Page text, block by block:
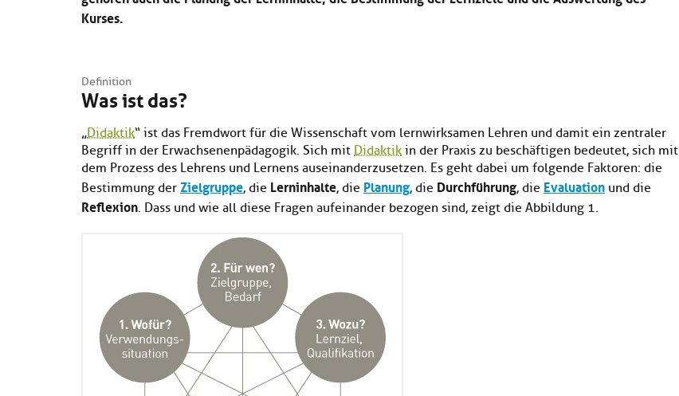
Kurses.
Definition
Was ist das?
„Didaktik“ ist das Fremdwort für die Wissenschaft vom lernwirksamen Lehren und damit ein zentraler
Begriff in der Erwachsenenpädagogik. Sich mit Didaktik in der Praxis zu beschäftigen bedeutet, sich mit
dem Prozess des Lehrens und Lernens auseinanderzusetzen. Es geht dabei um folgende Faktoren: die
Bestimmung der Zielgruppe, die Lerninhalte, die Planung, die Durchführung, die Evaluation und die
Reflexion. Dass und wie all diese Fragen aufeinander bezogen sind, zeigt die Abbildung 1.